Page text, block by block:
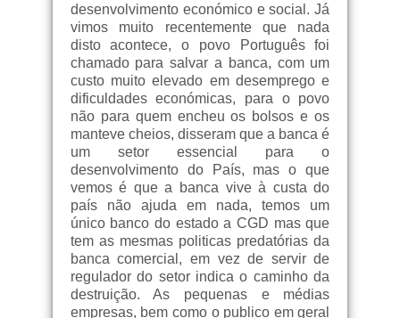
desenvolvimento económico e social. Já
vimos muito recentemente que nada
disto acontece, o povo Português foi
chamado para salvar a banca, com um
custo muito elevado em desemprego e
dificuldades económicas, para o povo
não para quem encheu os bolsos e os
manteve cheios, disseram que a banca é
um setor essencial para o
desenvolvimento do País, mas o que
vemos é que a banca vive à custa do
país não ajuda em nada, temos um
único banco do estado a CGD mas que
tem as mesmas politicas predatórias da
banca comercial, em vez de servir de
regulador do setor indica o caminho da
destruição. As pequenas e médias
empresas, bem como o publico em geral